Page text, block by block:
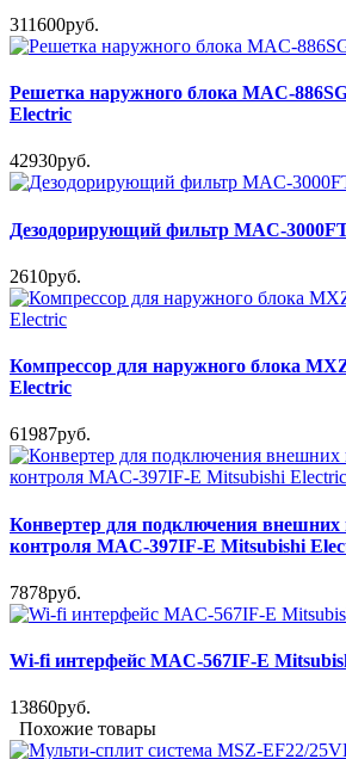
311600руб.
Решетка наружного блока MAC-
Electric
42930руб.
Дезодорирующий фильтр MAC-
2610руб.
Компрессор для наружного блока
Electric
61987руб.
Конвертер для подключения внешних
контроля MAC-397IF-E Mitsubishi
7878руб.
Wi-fi интерфейс MAC-567IF-E
13860руб.
Похожие товары